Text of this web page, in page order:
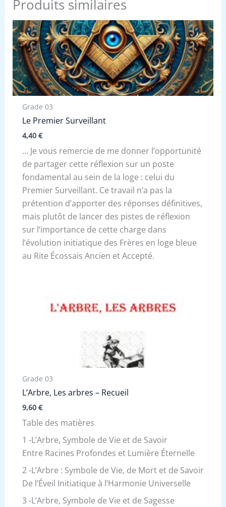
Produits similaires
Grade 03
Le Premier Surveillant
4,40 €
… Je vous remercie de me donner l’opportunité
de partager cette réflexion sur un poste
fondamental au sein de la loge : celui du
Premier Surveillant. Ce travail n’a pas la
prétention d’apporter des réponses définitives,
mais plutôt de lancer des pistes de réflexion
sur l’importance de cette charge dans
l’évolution initiatique des Frères en loge bleue
au Rite Écossais Ancien et Accepté.
Grade 03
L’Arbre, Les arbres – Recueil
9,60 €
Table des matières
1 -L’Arbre, Symbole de Vie et de Savoir
Entre Racines Profondes et Lumière Éternelle
2 -L’Arbre : Symbole de Vie, de Mort et de Savoir
De l’Éveil Initiatique à l’Harmonie Universelle
3 -L’Arbre, Symbole de Vie et de Sagesse